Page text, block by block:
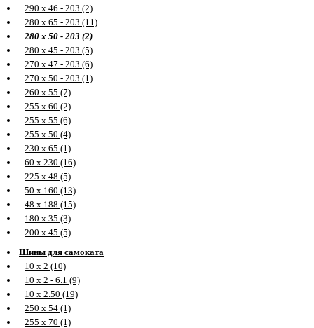
290 х 46 - 203 (2)
280 х 65 - 203 (11)
280 х 50 - 203 (2)
280 х 45 - 203 (5)
270 х 47 - 203 (6)
270 х 50 - 203 (1)
260 х 55 (7)
255 х 60 (2)
255 х 55 (6)
255 х 50 (4)
230 х 65 (1)
60 х 230 (16)
225 х 48 (5)
50 х 160 (13)
48 х 188 (15)
180 х 35 (3)
200 х 45 (5)
Шины для самоката
10 х 2 (10)
10 х 2 - 6.1 (9)
10 х 2.50 (19)
250 х 54 (1)
255 х 70 (1)